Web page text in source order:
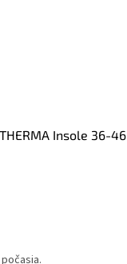
THERMA Insole 36-46